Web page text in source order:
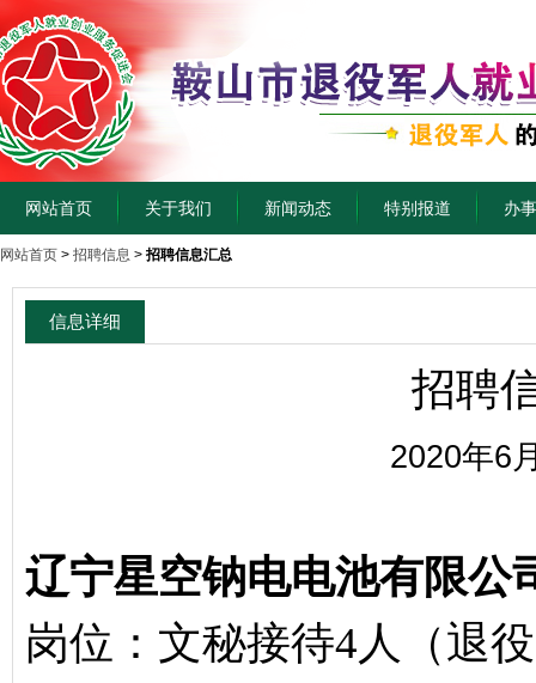
网站首页 关于我们 新闻动态 特别报道 办
网站首页 > 招聘信息 > 招聘信息汇总
信息详细
招聘
2020年6
辽宁星空钠电电池有限公
岗位：文秘接待4人（退